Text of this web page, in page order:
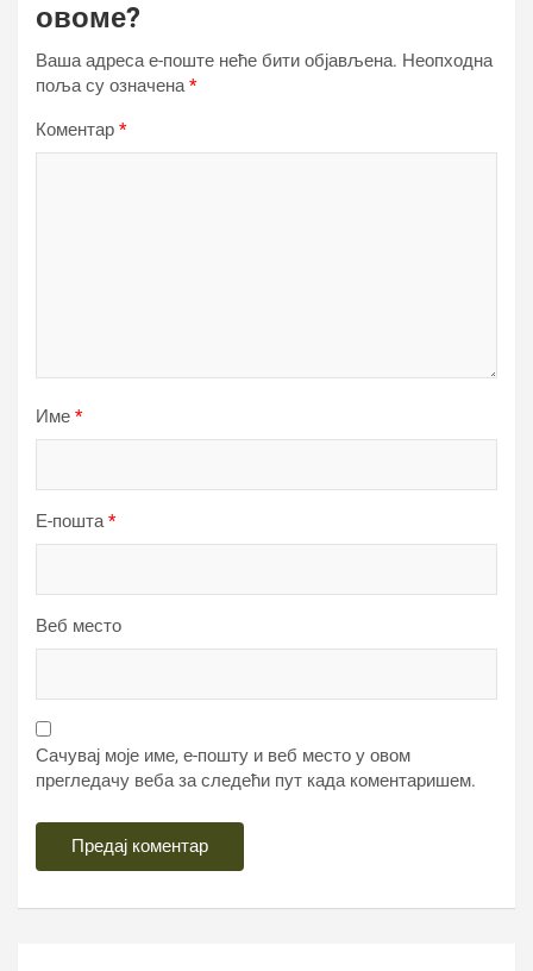
овоме?
Ваша адреса е-поште неће бити објављена. Неопходна
поља су означена*
Коментар *
Име *
Е-пошта*
Веб место
Сачувај моје име, е-пошту и веб место у овом
прегледачу веба за следећи пут када коментаришем.